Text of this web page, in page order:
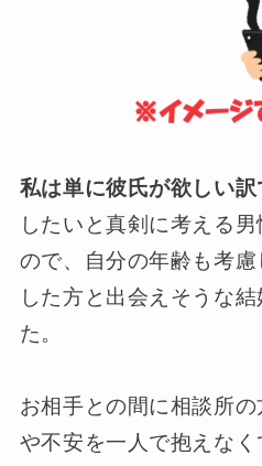
私は単に彼氏が欲しい訳
したいと真剣に考える
ので、自分の年齢も考
した方と出会えそうな
た。
お相手との間に相談所
や不安を一人で抱えな